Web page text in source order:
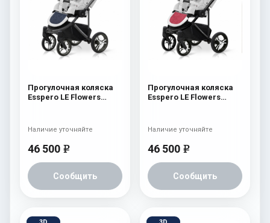
Прогулочная коляска
Esspero LE Flowers
46 500 e
Сообщить
Наличие уточняйте
Прогулочная коляска
Esspero LE Flowers
46 500 e
Сообщить
Наличие уточняйте